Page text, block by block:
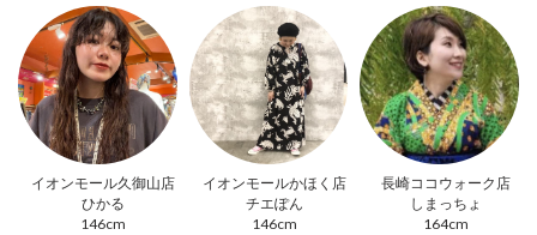
イオンモール久御山店
ひかる
146cm
イオンモールかほく店
チエぽん
146cm
長崎ココウォーク店
しまっちょ
164cm